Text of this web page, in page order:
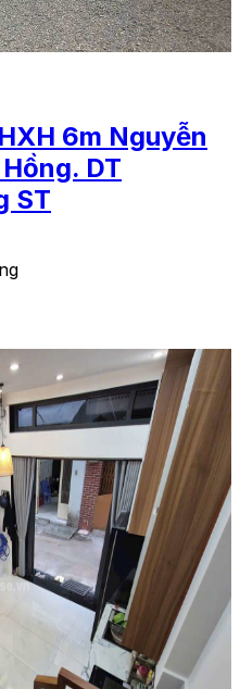
6m Nguyễn
DT
ST